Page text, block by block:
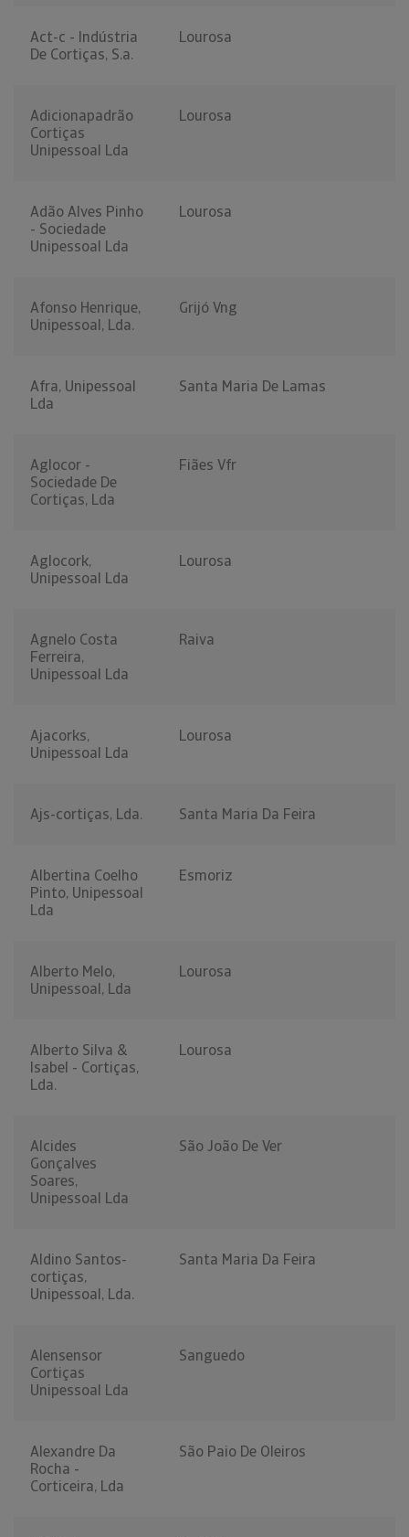
Act-c - Indústria
De Cortiças, S.a.
Lourosa
Adicionapadrão
Cortiças
Unipessoal Lda
Lourosa
Adão Alves Pinho
- Sociedade
Unipessoal Lda
Lourosa
Afonso Henrique,
Unipessoal, Lda.
Grijó Vng
Afra, Unipessoal
Lda
Santa Maria De Lamas
Aglocor -
Sociedade De
Cortiças, Lda
Fiães Vfr
Aglocork,
Unipessoal Lda
Lourosa
Agnelo Costa
Ferreira,
Unipessoal Lda
Raiva
Ajacorks,
Unipessoal Lda
Lourosa
Ajs-cortiças, Lda. Santa Maria Da Feira
Albertina Coelho
Pinto, Unipessoal
Lda
Esmoriz
Alberto Melo,
Unipessoal, Lda
Lourosa
Alberto Silva &
Isabel - Cortiças,
Lda.
Lourosa
Alcides
Gonçalves
Soares,
Unipessoal Lda
São João De Ver
Aldino Santos-
cortiças,
Unipessoal, Lda.
Santa Maria Da Feira
Alensensor
Cortiças
Unipessoal Lda
Sanguedo
Alexandre Da
Rocha -
Corticeira, Lda
São Paio De Oleiros